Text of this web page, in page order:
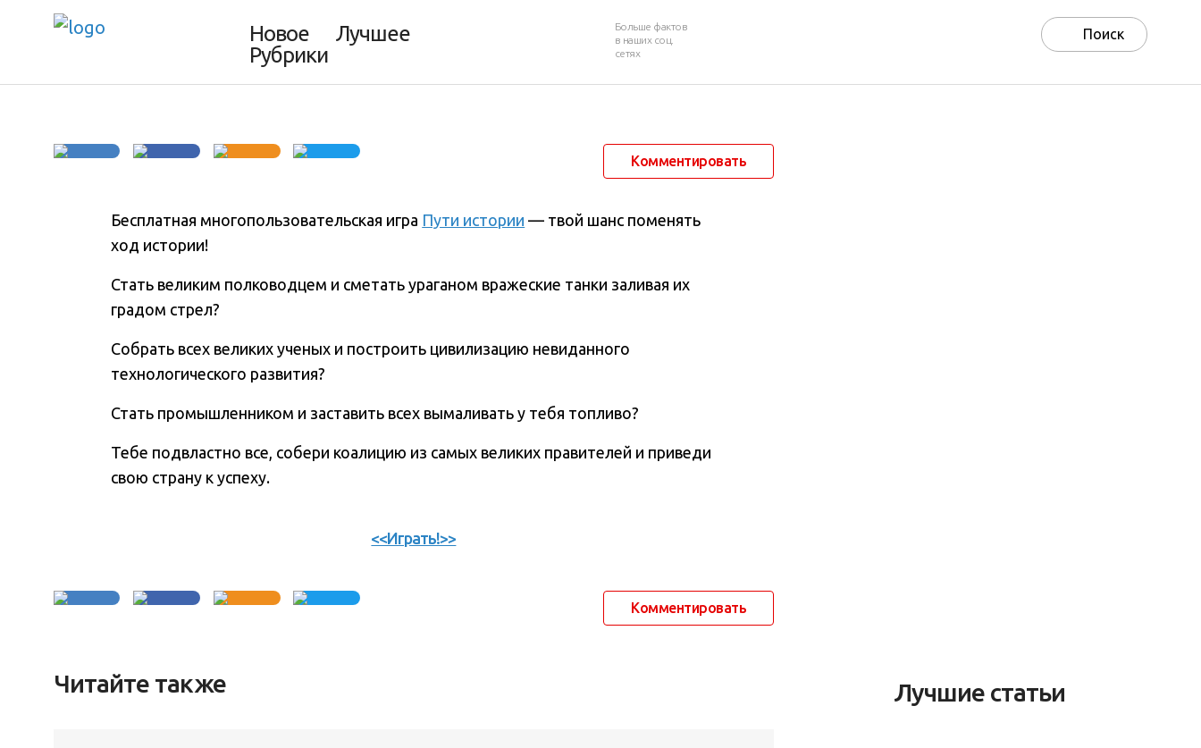
Новое
Лучшее
Рубрики
Больше фактов
в наших соц.
сетях
в тысячелетия
Комментировать
Бесплатная многопользовательская игра Пути истории — твой шанс поменять
ход истории!
Стать великим полководцем и сметать ураганом вражеские танки заливая их
градом стрел?
Собрать всех великих ученых и построить цивилизацию невиданного
технологического развития?
Стать промышленником и заставить всех вымаливать у тебя топливо?
Тебе подвластно все, собери коалицию из самых великих правителей и приведи
свою страну к успеху.
<<Играть!>>
Комментировать
Читайте также Лучшие статьи